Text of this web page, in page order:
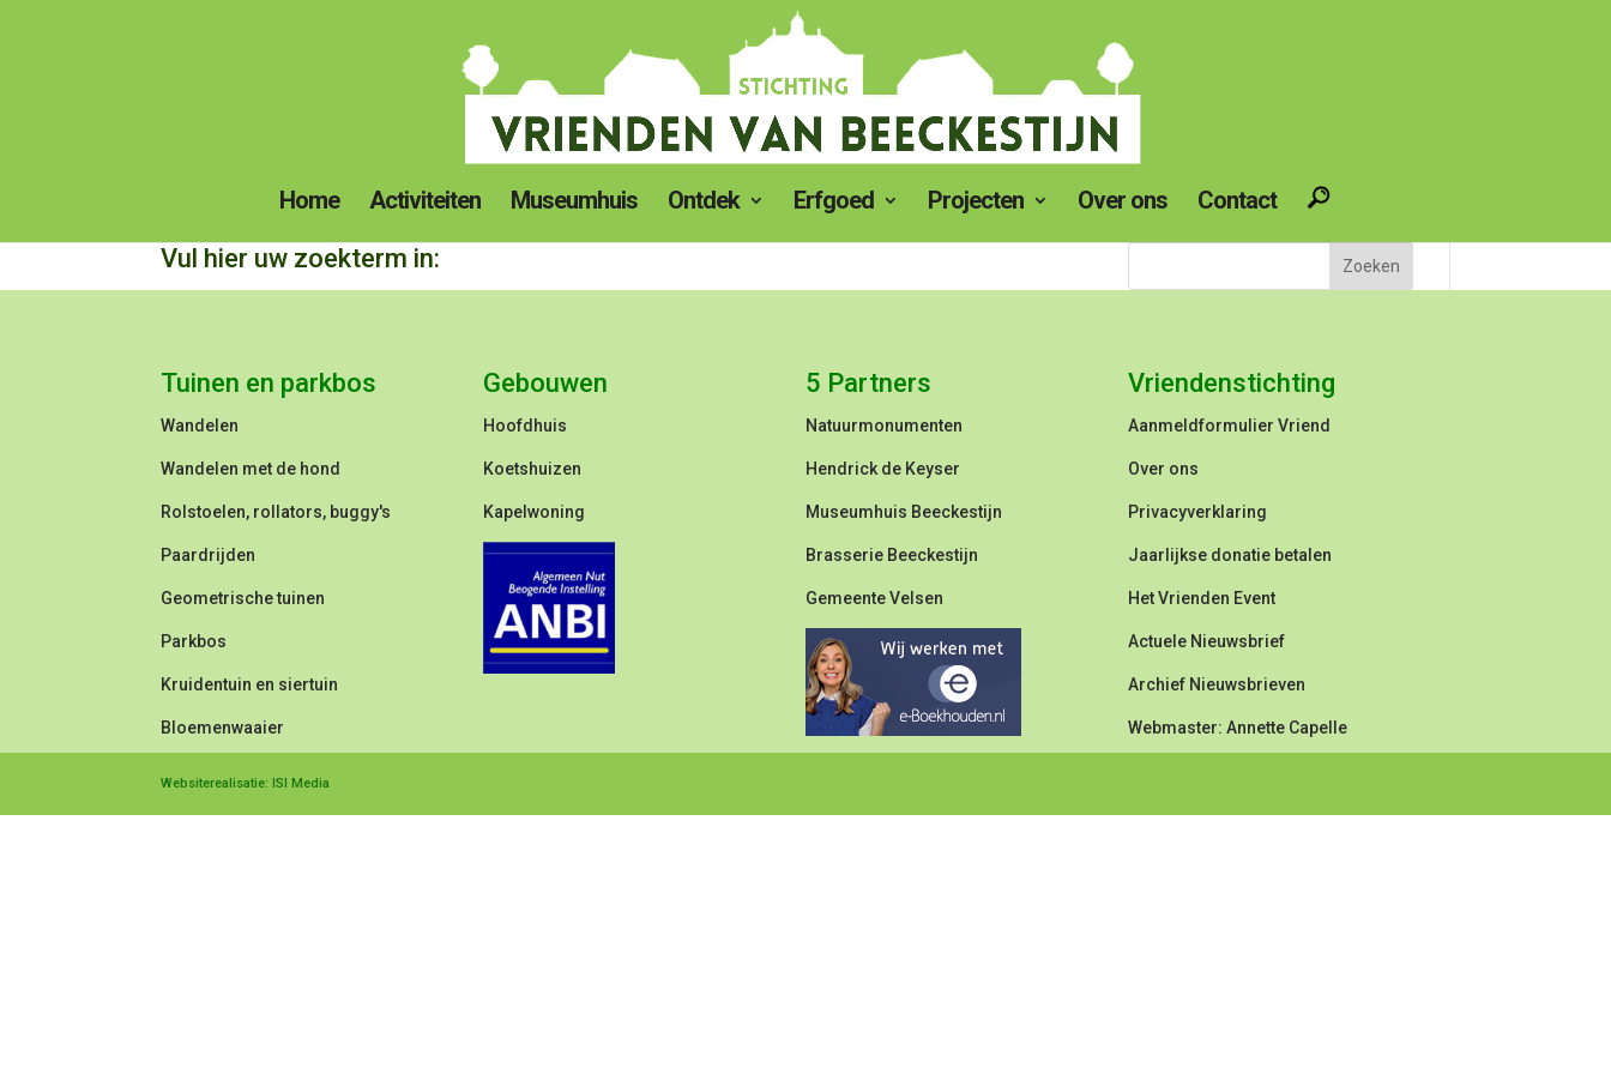
Home Activiteiten Museumhuis Ontdek Erfgoed Projecten Over ons Contact
Vul hier uw zoekterm in:
Tuinen en parkbos
Wandelen
Wandelen met de hond
Rolstoelen, rollators, buggy's
Paardrijden
Geometrische tuinen
Parkbos
Kruidentuin en siertuin
Bloemenwaaier
Gebouwen
Hoofdhuis
Koetshuizen
Kapelwoning
5 Partners
Natuurmonumenten
Hendrick de Keyser
Museumhuis Beeckestijn
Brasserie Beeckestijn
Gemeente Velsen
Vriendenstichting
Aanmeldformulier Vriend
Over ons
Privacyverklaring
Jaarlijkse donatie betalen
Het Vrienden Event
Actuele Nieuwsbrief
Archief Nieuwsbrieven
Webmaster: Annette Capelle
Websiterealisatie: ISI Media